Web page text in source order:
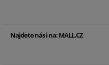
Najdete nás i na:MALL.CZ